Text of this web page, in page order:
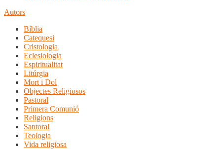
Autors
Bíblia
Catequesi
Cristologia
Eclesiologia
Espiritualitat
Litúrgia
Mort i Dol
Objectes Religiosos
Pastoral
Primera Comunió
Religions
Santoral
Teologia
Vida religiosa